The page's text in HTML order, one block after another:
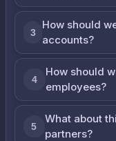
3
How should
accounts?
4
How should
employees?
5
What about
partners?